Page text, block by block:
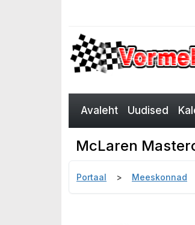
Avaleht Uudised
McLaren
Portaal Meeskonnad